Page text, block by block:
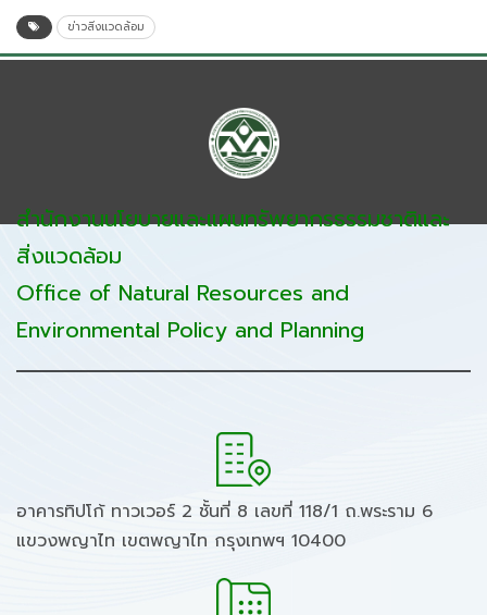
ข่าวสิ่งแวดล้อม
สำนักงานนโยบายและแผนทรัพยากรธรรมชาติและ
สิ่งแวดล้อม
Office of Natural Resources and
Environmental Policy and Planning
อาคารทิปโก้ ทาวเวอร์ 2 ชั้นที่ 8 เลขที่ 118/1 ถ.พระราม 6
แขวงพญาไท เขตพญาไท กรุงเทพฯ 10400